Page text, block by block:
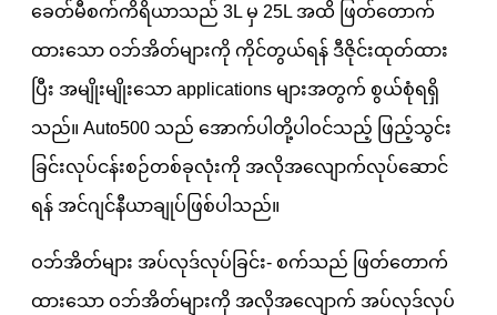
ခေတ်မီစက်ကိရိယာသည် 3L မှ 25L အထိ ဖြတ်တောက်
ထားသော ဝဘ်အိတ်များကို ကိုင်တွယ်ရန် ဒီဇိုင်းထုတ်ထား
ပြီး အမျိုးမျိုးသော applications များအတွက် စွယ်စုံရရှိ
သည်။ Auto500 သည် အောက်ပါတို့ပါဝင်သည့် ဖြည့်သွင်း
ခြင်းလုပ်ငန်းစဉ်တစ်ခုလုံးကို အလိုအလျောက်လုပ်ဆောင်
ရန် အင်ဂျင်နီယာချုပ်ဖြစ်ပါသည်။
ဝဘ်အိတ်များ အပ်လုဒ်လုပ်ခြင်း- စက်သည် ဖြတ်တောက်
ထားသော ဝဘ်အိတ်များကို အလိုအလျောက် အပ်လုဒ်လုပ်